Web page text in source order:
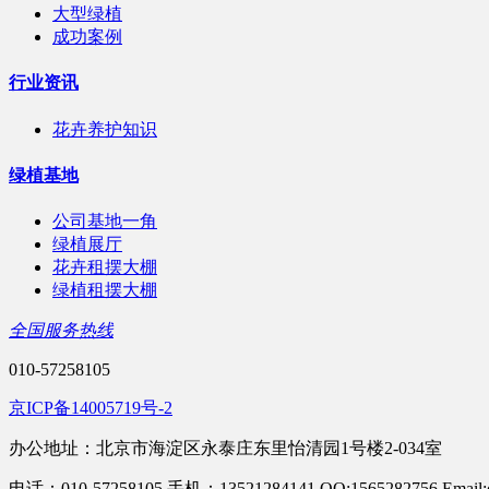
大型绿植
成功案例
行业资讯
花卉养护知识
绿植基地
公司基地一角
绿植展厅
花卉租摆大棚
绿植租摆大棚
全国服务热线
010-57258105
京ICP备14005719号-2
办公地址：北京市海淀区永泰庄东里怡清园1号楼2-034室